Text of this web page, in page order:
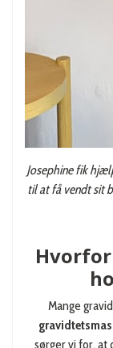
Josephine fik
til at få vendt sit
Mange
sørger vi for, at